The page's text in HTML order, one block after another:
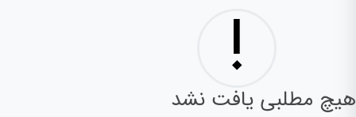
!
هیچ مطلبی یافت نشد